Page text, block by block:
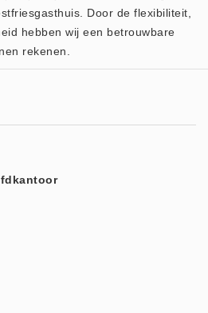
(0)
Door de flexibiliteit,
hebben wij een betrouwbare
rekenen.